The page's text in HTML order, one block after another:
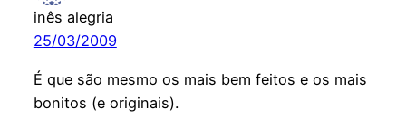
inês alegria
25/03/2009
É que são mesmo os mais bem feitos e os mais
bonitos (e originais).